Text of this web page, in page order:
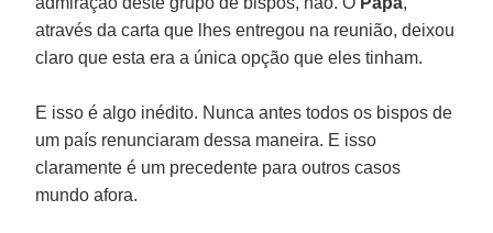
através da carta que lhes entregou na reunião, deixou
claro que esta era a única opção que eles tinham.
E isso é algo inédito. Nunca antes todos os bispos de
um país renunciaram dessa maneira. E isso
claramente é um precedente para outros casos
mundo afora.